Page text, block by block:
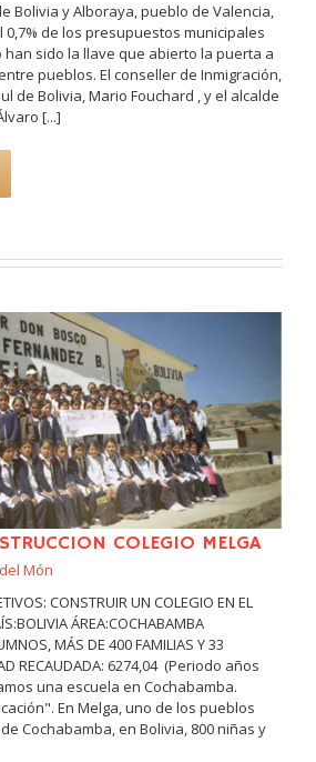
Bolivia y Alboraya, pueblo de Valencia,
0,7% de los presupuestos municipales
sido la llave que abierto la puerta a
pueblos. El conseller de Inmigración,
de Bolivia, Mario Fouchard , y el alcalde
[...]
COLEGIO MELGA
Món
CONSTRUIR UN COLEGIO EN EL
ÁREA:COCHABAMBA
MÁS DE 400 FAMILIAS Y 33
RECAUDADA: 6274,04  (Periodo años
una escuela en Cochabamba.
En Melga, uno de los pueblos
Cochabamba, en Bolivia, 800 niñas y